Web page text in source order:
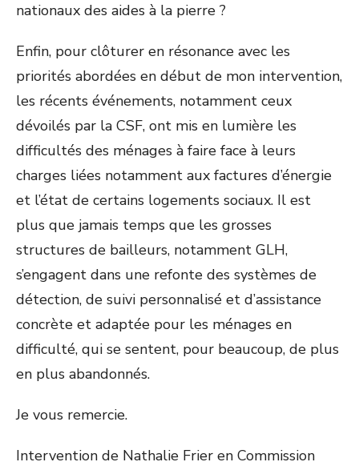
nationaux des aides à la pierre ?
Enfin, pour clôturer en résonance avec les
priorités abordées en début de mon intervention,
les récents événements, notamment ceux
dévoilés par la CSF, ont mis en lumière les
difficultés des ménages à faire face à leurs
charges liées notamment aux factures d’énergie
et l’état de certains logements sociaux. Il est
plus que jamais temps que les grosses
structures de bailleurs, notamment GLH,
s’engagent dans une refonte des systèmes de
détection, de suivi personnalisé et d’assistance
concrète et adaptée pour les ménages en
difficulté, qui se sentent, pour beaucoup, de plus
en plus abandonnés.
Je vous remercie.
Intervention de Nathalie Frier en Commission